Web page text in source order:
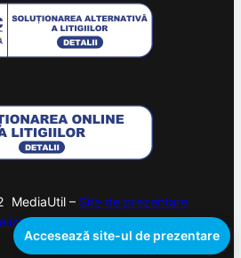
Accesează site-ul de prezentare
MediaUtil – Site de prezentare
dewebam